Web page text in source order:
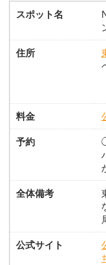
スポット名
住所
料金
予約
全体備考
公式サイト